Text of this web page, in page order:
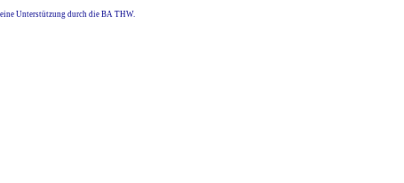
Unterstützung durch die BA THW.